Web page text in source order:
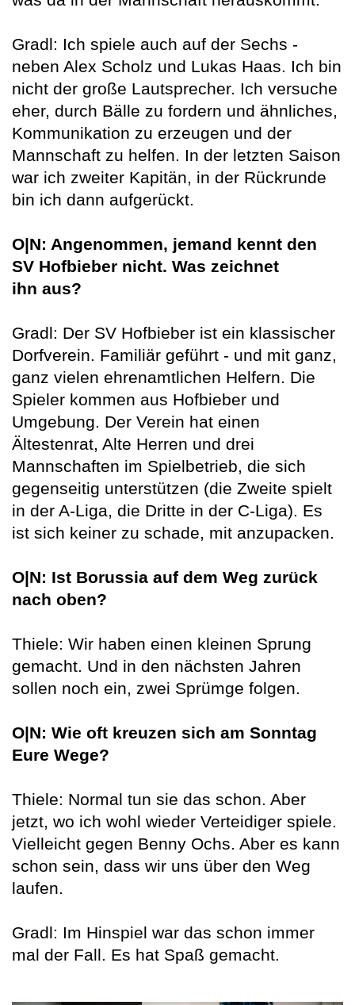
Gradl: Ich spiele auch auf der Sechs -
neben Alex Scholz und Lukas Haas. Ich bin
nicht der große Lautsprecher. Ich versuche
eher, durch Bälle zu fordern und ähnliches,
Kommunikation zu erzeugen und der
Mannschaft zu helfen. In der letzten Saison
war ich zweiter Kapitän, in der Rückrunde
bin ich dann aufgerückt.
O|N: Angenommen, jemand kennt den
SV Hofbieber nicht. Was zeichnet
ihn aus?
Gradl: Der SV Hofbieber ist ein klassischer
Dorfverein. Familiär geführt - und mit ganz,
ganz vielen ehrenamtlichen Helfern. Die
Spieler kommen aus Hofbieber und
Umgebung. Der Verein hat einen
Ältestenrat, Alte Herren und drei
Mannschaften im Spielbetrieb, die sich
gegenseitig unterstützen (die Zweite spielt
in der A-Liga, die Dritte in der C-Liga). Es
ist sich keiner zu schade, mit anzupacken.
O|N: Ist Borussia auf dem Weg zurück
nach oben?
Thiele: Wir haben einen kleinen Sprung
gemacht. Und in den nächsten Jahren
sollen noch ein, zwei Sprümge folgen.
O|N: Wie oft kreuzen sich am Sonntag
Eure Wege?
Thiele: Normal tun sie das schon. Aber
jetzt, wo ich wohl wieder Verteidiger spiele.
Vielleicht gegen Benny Ochs. Aber es kann
schon sein, dass wir uns über den Weg
laufen.
Gradl: Im Hinspiel war das schon immer
mal der Fall. Es hat Spaß gemacht.